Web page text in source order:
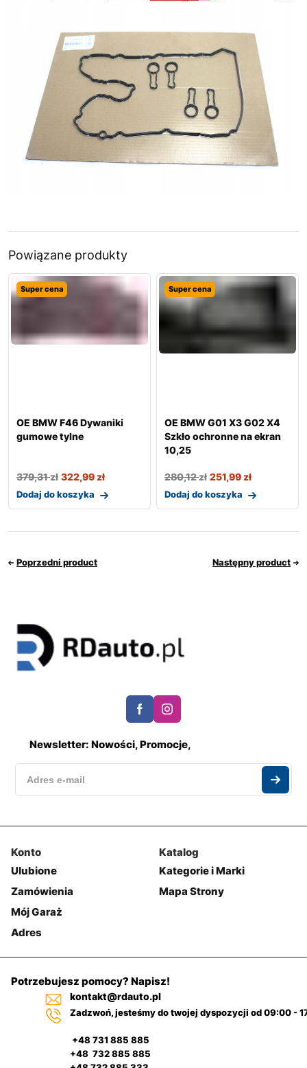
Powiązane produkty
Super cena
OE BMW F46 Dywaniki
gumowe tylne
379,31zł 322,99zł
Dodaj do koszyka
Super cena
OE BMW G01 X3 G02 X4
Szkło ochronne na ekran
10,25
280,12zł 251,99zł
Dodaj do koszyka
Poprzedni product Następny product
Newsletter: Nowości, Promocje,
Konto
Ulubione
Zamówienia
Mój Garaż
Adres
Katalog
Kategorie i Marki
Mapa Strony
Potrzebujesz pomocy? Napisz!
kontakt@rdauto.pl
Zadzwoń, jesteśmy do twojej dyspozycji od 09:00 -
+48 731 885 885
+48 732 885 885